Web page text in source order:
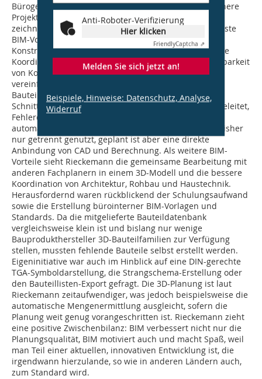
Bürogebäude oder Produktionshallen eingesetzt. Kleinere
Projekte oder Altbausanierungen werden
zeichnungsorientiert mit AutoCAD geplant. Als wichtigste
BIM-Vorteile nennt Daniela Rieckemann, Leiterin
Konstruktion bei Stiehm Ingenieurplanung, die bessere
Koordination der Gewerke und die frühzeitige Erkennbarkeit
von Kollisionspunkten im 3D-Modell. Automatismen
vereinfachen den Beschriftungsprozess und
Bauteiländerungen werden selbstständig angepasst.
Schnitte werden aus dem 3D-Modell automatisch abgeleitet,
Fehlerquellen minimiert, Massen- und Mengenlisten
automatisch erstellt. Die Berechnungssoftware wird bisher
nur getrennt genutzt, geplant ist aber eine direkte
Anbindung von CAD und Berechnung. Als weitere BIM-
Vorteile sieht Rieckemann die gemeinsame Bearbeitung mit
anderen Fachplanern in einem 3D-Modell und die bessere
Koordination von Architektur, Rohbau und Haustechnik.
Herausfordernd waren rückblickend der Schulungsaufwand
sowie die Erstellung bürointerner BIM-Vorlagen und
Standards. Da die mitgelieferte Bauteildatenbank
vergleichsweise klein ist und bislang nur wenige
Bauprodukthersteller 3D-Bauteilfamilien zur Verfügung
stellen, mussten fehlende Bauteile selbst erstellt werden.
Eigeninitiative war auch im Hinblick auf eine DIN-gerechte
TGA-Symboldarstellung, die Strangschema-Erstellung oder
den Bauteillisten-Export gefragt. Die 3D-Planung ist laut
Rieckemann zeitaufwendiger, was jedoch beispielsweise die
automatische Mengenermittlung ausgleicht, sofern die
Planung weit genug vorangeschritten ist. Rieckemann zieht
eine positive Zwischenbilanz: BIM verbessert nicht nur die
Planungsqualität, BIM motiviert auch und macht Spaß, weil
man Teil einer aktuellen, innovativen Entwicklung ist, die
irgendwann hierzulande, so wie in anderen Ländern auch,
zum Standard wird.
Anti-Roboter-Verifizierung
Hier klicken
FriendlyCaptcha ⇗
Melden Sie sich jetzt an!
Beispiele, Hinweise: Datenschutz, Analyse,
Widerruf